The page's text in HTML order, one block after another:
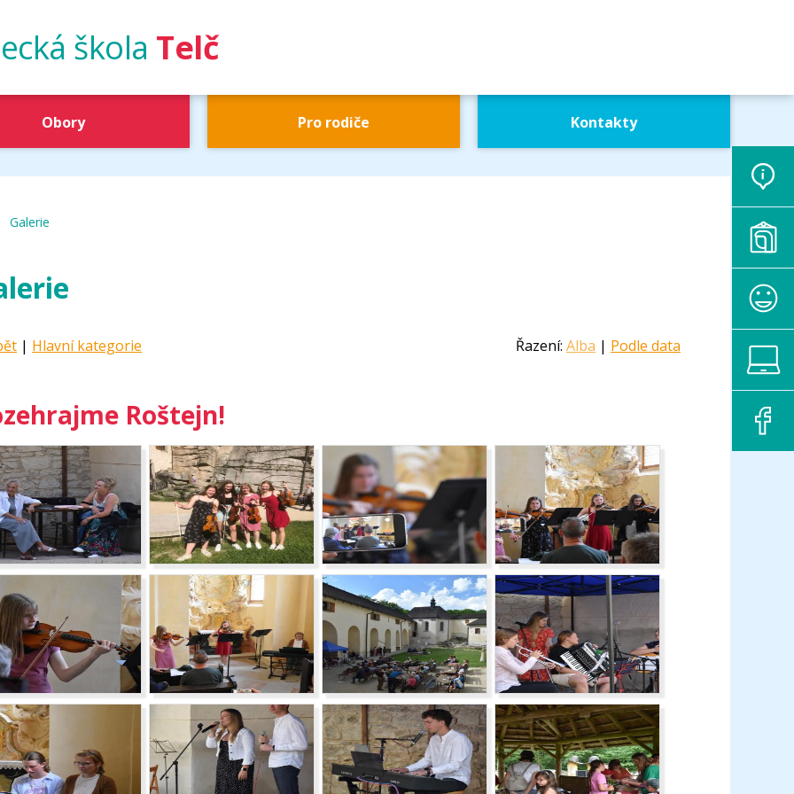
škola Telč
Obory Pro rodiče Kontakty
Telč
Galerie
Řazení: Alba | Podle data
| Hlavní kategorie
Roštejn!